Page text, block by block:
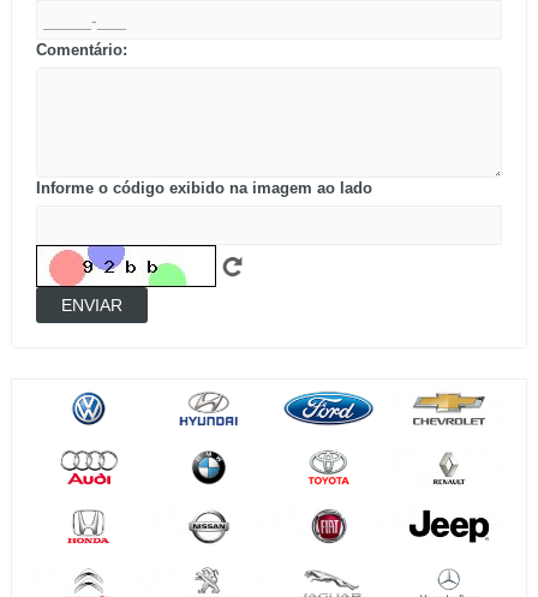
Comentário:
Informe o código exibido na imagem ao lado
ENVIAR